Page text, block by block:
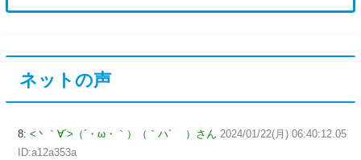
ネットの声
8: <丶｀∀´>（´・ω・｀）（｀ハ´ ）さん 2024/01/22(月) 06:40:12.05
ID:a12a353a